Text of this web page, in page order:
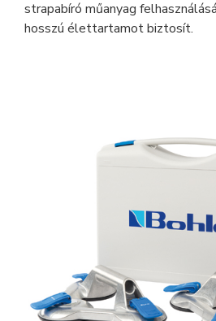
strapabíró műanyag
hosszú élettartamot biztosít.